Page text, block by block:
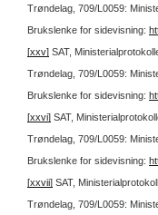
Trøndelag, 709/L0059:
Brukslenke for sidevisning:
[xxv] SAT,
Trøndelag, 709/L0059:
Brukslenke for sidevisning:
[xxvi] SAT,
Trøndelag, 709/L0059:
Brukslenke for sidevisning:
[xxvii] SAT,
Trøndelag, 709/L0059: